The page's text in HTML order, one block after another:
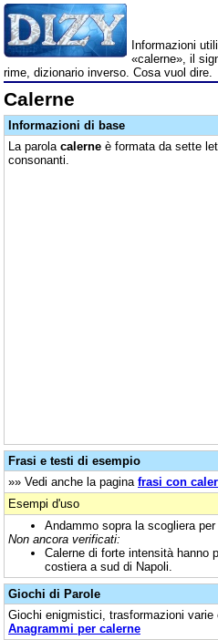
Informazioni
«calerne», il
rime, dizionario inverso. Cosa vuol dire.
Calerne
Informazioni di base
La parola calerne è formata da sette
consonanti.
Frasi e testi di esempio
»» Vedi anche la pagina frasi con
Esempi d'uso
Andammo sopra la scogliera per
Non ancora verificati:
Calerne di forte intensità hanno
costiera a sud di Napoli.
Giochi di Parole
Giochi enigmistici, trasformazioni varie
Anagrammi per calerne